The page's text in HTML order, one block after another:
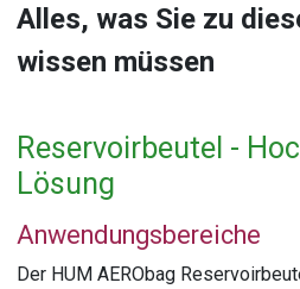
Alles, was Sie zu
wissen müssen
Reservoirbeutel -
Lösung
Anwendungsbereiche
Der HUM AERObag